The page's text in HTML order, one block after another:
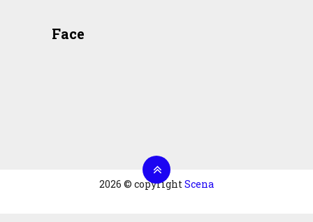
Face
2026 © copyrightScena